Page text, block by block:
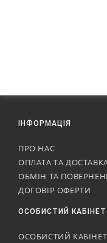
ІНФОРМАЦІЯ
ПРО НАС
ОПЛАТА ТА
ОБМІН ТА
ДОГОВІР ОФЕРТИ
ОСОБИСТИЙ КАБІНЕТ
ОСОБИСТИЙ КАБІНЕТ